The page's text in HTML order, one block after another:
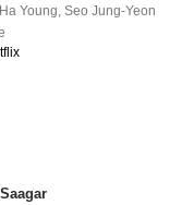
Ha Young ,Seo Jung-Yeon